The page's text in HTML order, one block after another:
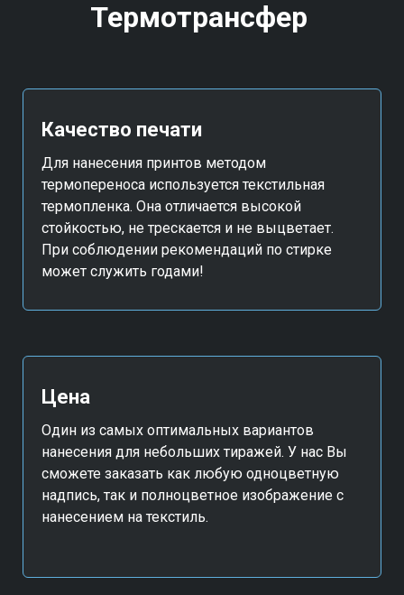
Термотрансфер
Качество печати
Для нанесения принтов методом
термопереноса используется текстильная
термопленка. Она отличается высокой
стойкостью, не трескается и не выцветает.
При соблюдении рекомендаций по стирке
может служить годами!
Цена
Один из самых оптимальных вариантов
нанесения для небольших тиражей. У нас Вы
сможете заказать как любую одноцветную
надпись, так и полноцветное изображение с
нанесением на текстиль.